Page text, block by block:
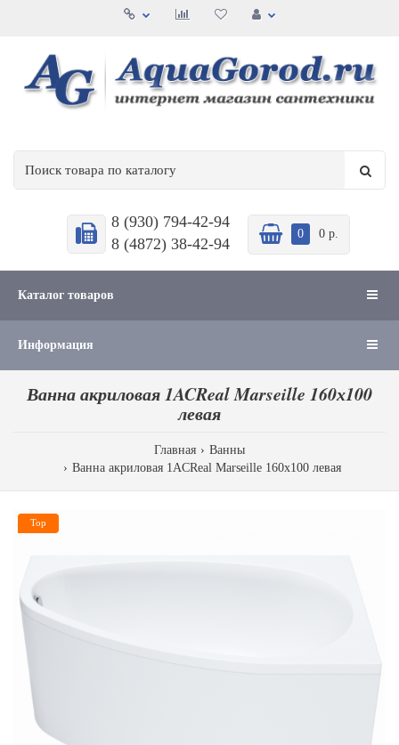
8 (930) 794-42-94
8 (4872) 38-42-94
0 0 р.
Каталог товаров
Информация
Ванна акриловая 1ACReal Marseille 160х100
левая
Главная
Ванны
Ванна акриловая 1ACReal Marseille 160х100 левая
Top